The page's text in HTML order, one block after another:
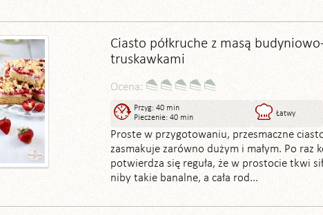
Ciasto półkruche z masą
truskawkami
Ocena:
Przyg: 40 min
Pieczenie: 40 min
Łatwy
Proste w przygotowaniu, przesmaczne
zasmakuje zarówno dużym i małym. Po raz
potwierdza się reguła, że w prostocie tkwi
niby takie banalne, a cała rod...